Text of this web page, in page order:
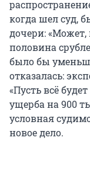
когда шел суд,
дочери: «Может,
половина
было бы
отказалась:
«Пусть всё
ущерба на 900
условная
новое дело.